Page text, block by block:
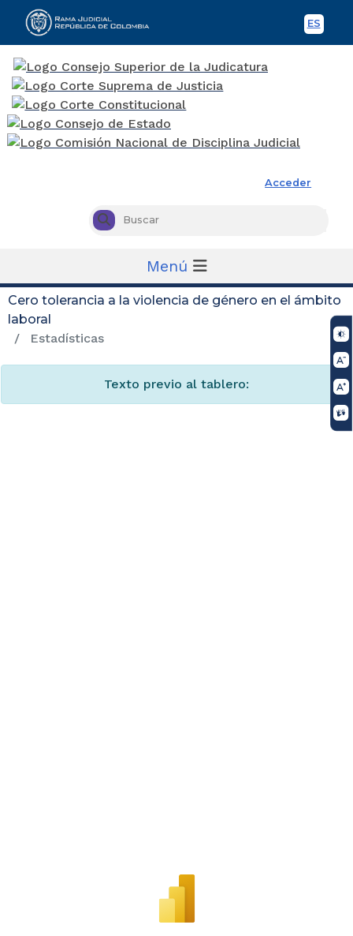
ES
Acceder
Buscar
Menú
Cero tolerancia a la violencia de género en el ámbito
laboral
Estadísticas
Texto previo al tablero: